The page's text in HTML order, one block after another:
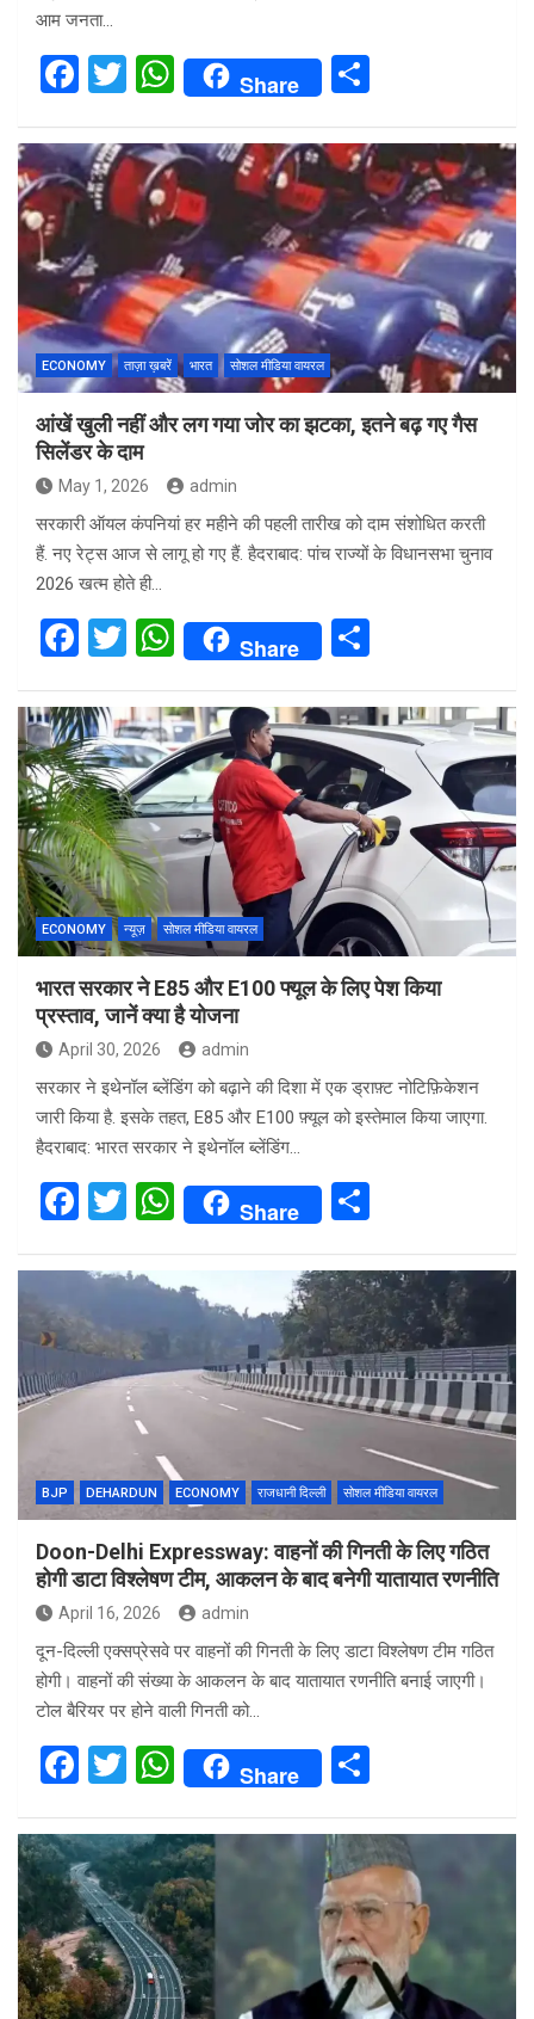
आम जनता…
F
ce
b
o
o
k
T
tt
er
W
h
at
s
A
p
p
Share
ar
e
ECONOMY ताज़ा ख़बरें भारत सोशल मीडिया वायरल
आंखें खुली नहीं और लग गया जोर का झटका, इतने बढ़ गए गैस
सिलेंडर के दाम
May 1, 2026 admin
सरकारी ऑयल कंपनियां हर महीने की पहली तारीख को दाम संशोधित करती
हैं. नए रेट्स आज से लागू हो गए हैं. हैदराबाद: पांच राज्यों के विधानसभा चुनाव
2026 खत्म होते ही…
F
ce
b
o
o
k
T
tt
er
W
h
at
s
A
p
p
Share
ar
e
ECONOMY न्यूज़ सोशल मीडिया वायरल
भारत सरकार ने E85 और E100 फ्यूल के लिए पेश किया
प्रस्ताव, जानें क्या है योजना
April 30, 2026 admin
सरकार ने इथेनॉल ब्लेंडिंग को बढ़ाने की दिशा में एक ड्राफ़्ट नोटिफ़िकेशन
जारी किया है. इसके तहत, E85 और E100 फ़्यूल को इस्तेमाल किया जाएगा.
हैदराबाद: भारत सरकार ने इथेनॉल ब्लेंडिंग…
F
ce
b
o
o
T
tt
er
W
h
at
A
p
Share
ar
e
BJP DEHARDUN ECONOMY राजधानी दिल्ली सोशल मीडिया वायरल
Doon-Delhi Expressway: वाहनों की गिनती के लिए गठित
होगी डाटा विश्लेषण टीम, आकलन के बाद बनेगी यातायात रणनीति
April 16, 2026 admin
दून-दिल्ली एक्सप्रेसवे पर वाहनों की गिनती के लिए डाटा विश्लेषण टीम गठित
होगी। वाहनों की संख्या के आकलन के बाद यातायात रणनीति बनाई जाएगी।
टोल बैरियर पर होने वाली गिनती को…
F
ce
b
o
o
k
T
tt
er
W
h
at
s
A
p
p
Share
ar
e